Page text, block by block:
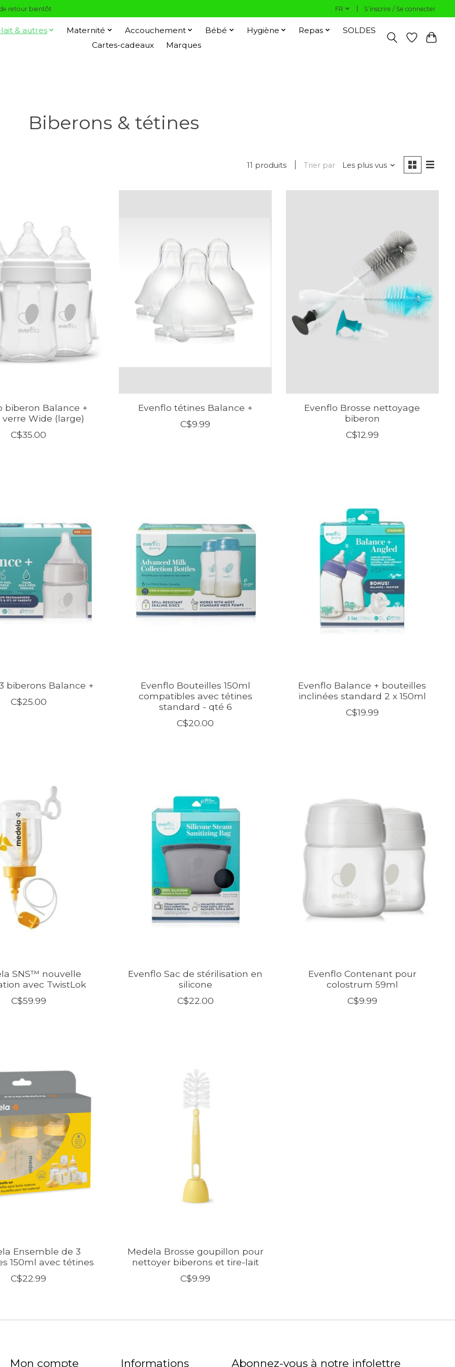
retour bientôt FR S’inscrire / Se connecter
& autres Maternité Accouchement Bébé Hygiène Repas
SOLDES
Cartes-cadeaux
Marques
Biberons & tétines
11 produits Trier par Les plus vus
biberon Balance +
verre Wide (large)
C$35.00
Evenflo tétines Balance +
C$9.99
Evenflo Brosse nettoyage
biberon
C$12.99
biberons Balance +
C$25.00
Evenflo Bouteilles 150ml
compatibles avec tétines
standard - qté 6
C$20.00
Evenflo Balance + bouteilles
inclinées standard 2 x 150ml
C$19.99
SNS™ nouvelle
avec TwistLok
C$59.99
Evenflo Sac de stérilisation en
silicone
C$22.00
Evenflo Contenant pour
colostrum 59ml
C$9.99
Ensemble de 3
150ml avec tétines
C$22.99
Medela Brosse goupillon pour
nettoyer biberons et tire-lait
C$9.99
Mon compte Informations Abonnez-vous à notre infolettre